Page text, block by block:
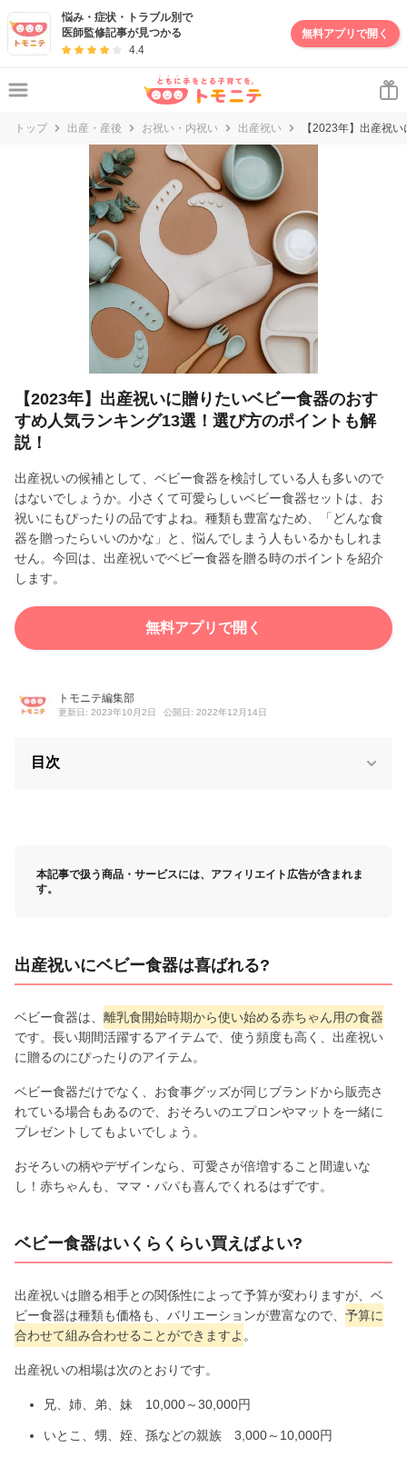
悩み・症状・トラブル別で
医師監修記事が見つかる
4.4
無料アプリで開く
トップ 出産・産後 お祝い・内祝い 出産祝い 【2023年】出産祝
【2023年】出産祝いに贈りたいベビー食器のおす
すめ人気ランキング13選！選び方のポイントも解
説！
出産祝いの候補として、ベビー食器を検討している人も多いので
はないでしょうか。小さくて可愛らしいベビー食器セットは、お
祝いにもぴったりの品ですよね。種類も豊富なため、「どんな食
器を贈ったらいいのかな」と、悩んでしまう人もいるかもしれま
せん。今回は、出産祝いでベビー食器を贈る時のポイントを紹介
します。
無料アプリで開く
トモニテ編集部
更新日: 2023年10月2日 公開日: 2022年12月14日
目次
本記事で扱う商品・サービスには、アフィリエイト広告が含まれま
す。
出産祝いにベビー食器は喜ばれる?
ベビー食器は、 離乳食開始時期から使い始める赤ちゃん用の食器
です。長い期間活躍するアイテムで、使う頻度も高く、出産祝い
に贈るのにぴったりのアイテム。
ベビー食器だけでなく、お食事グッズが同じブランドから販売さ
れている場合もあるので、おそろいのエプロンやマットを一緒に
プレゼントしてもよいでしょう。
おそろいの柄やデザインなら、可愛さが倍増すること間違いな
し！赤ちゃんも、ママ・パパも喜んでくれるはずです。
ベビー食器はいくらくらい買えばよい?
出産祝いは贈る相手との関係性によって予算が変わりますが、ベ
ビー食器は種類も価格も、バリエーションが豊富なので、 予算に
合わせて組み合わせることができますよ 。
出産祝いの相場は次のとおりです。
兄、姉、弟、妹 10,000～30,000円
いとこ、甥、姪、孫などの親族 3,000～10,000円
妊娠・出産・子育て情報サイト | トモニテ